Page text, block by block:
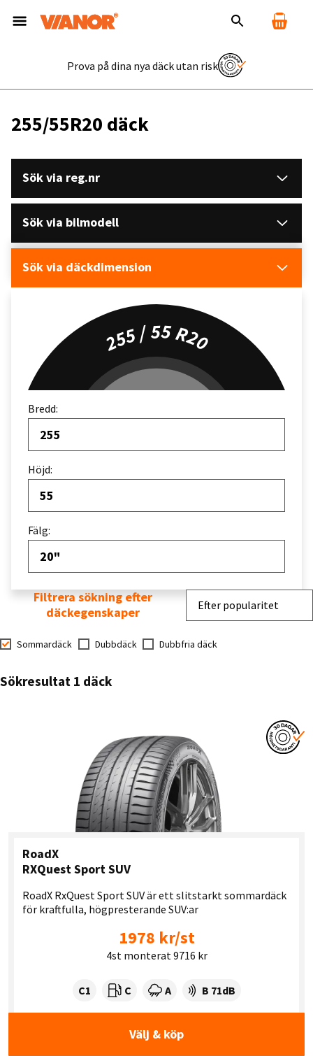
Prova på dina nya däck utan risk
255/55R20 däck
Sök via reg.nr
Sök via bilmodell
Sök via däckdimension
255 / 55 R20
Bredd:
255
Höjd:
55
Fälg:
20"
Sommardäck Dubbdäck Dubbfria däck
Sortera efter
Efter popularitet
Sökresultat 1 däck
Filtrera sökning efter
däckegenskaper
RoadX
RXQuest Sport SUV
RoadX RxQuest Sport SUV är ett slitstarkt sommardäck
för kraftfulla, högpresterande SUV:ar
1978 kr/st
4st monterat 9716 kr
Tyre class:
C1 Rullmotstånd:
C Våtgrepp:
A Ljudnivå dB:
B 71dB
Välj & köp